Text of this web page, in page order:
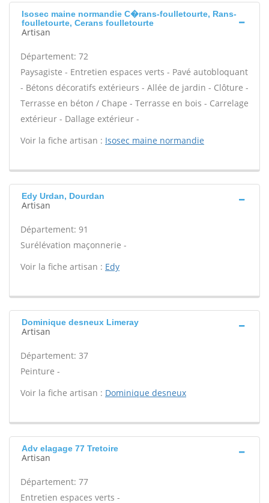
Isosec maine normandie C�rans-foulletourte, Rans-
foulletourte, Cerans foulletourte
Artisan
Département: 72
Paysagiste - Entretien espaces verts - Pavé autobloquant
- Bétons décoratifs extérieurs - Allée de jardin - Clôture -
Terrasse en béton / Chape - Terrasse en bois - Carrelage
extérieur - Dallage extérieur -
Voir la fiche artisan : Isosec maine normandie
Edy Urdan, Dourdan
Artisan
Département: 91
Surélévation maçonnerie -
Voir la fiche artisan : Edy
Dominique desneux Limeray
Artisan
Département: 37
Peinture -
Voir la fiche artisan : Dominique desneux
Adv elagage 77 Tretoire
Artisan
Département: 77
Entretien espaces verts -